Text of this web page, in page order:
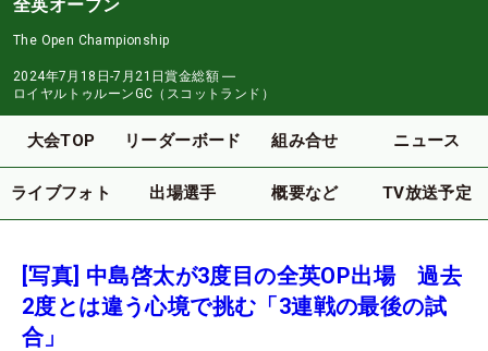
全英オープン
The Open Championship
2024年7月18日-7月21日賞金総額 ―
ロイヤルトゥルーンGC（スコットランド）
大会TOP リーダーボード 組み合せ ニュース
ライブフォト 出場選手 概要など TV放送予定
[写真] 中島啓太が3度目の全英OP出場 過去
2度とは違う心境で挑む「3連戦の最後の試
合」